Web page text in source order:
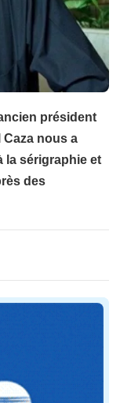
président
nous a
la sérigraphie et
des